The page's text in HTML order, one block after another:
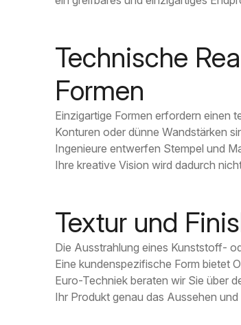
Technische
Formen
Einzigartige Formen erfordern einen
Konturen oder dünne Wandstärken
Ingenieure entwerfen Stempel und
Ihre kreative Vision wird dadurch
Textur und
Die Ausstrahlung eines Kunststoff-
Eine kundenspezifische Form bietet
Euro-Techniek beraten wir Sie über
Ihr Produkt genau das Aussehen